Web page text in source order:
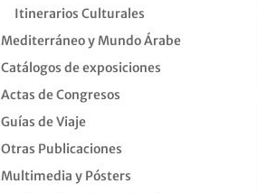
Itinerarios Culturales
Mediterráneo y Mundo Árabe
Catálogos de exposiciones
Actas de Congresos
Guías de Viaje
Otras Publicaciones
Multimedia y Pósters